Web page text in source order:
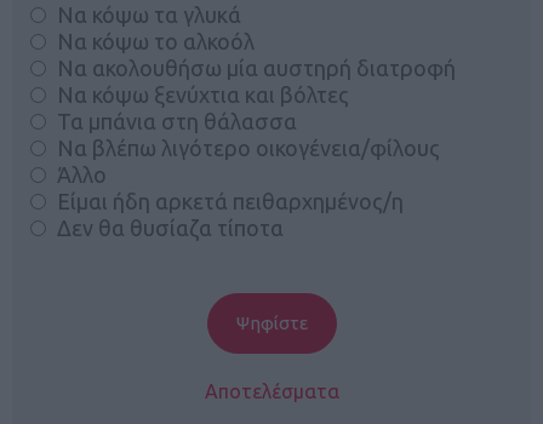
Να κόψω τα γλυκά
Να κόψω το αλκοόλ
Να ακολουθήσω μία αυστηρή διατροφή
Να κόψω ξενύχτια και βόλτες
Τα μπάνια στη θάλασσα
Να βλέπω λιγότερο οικογένεια/φίλους
Άλλο
Είμαι ήδη αρκετά πειθαρχημένος/η
Δεν θα θυσίαζα τίποτα
Αποτελέσματα